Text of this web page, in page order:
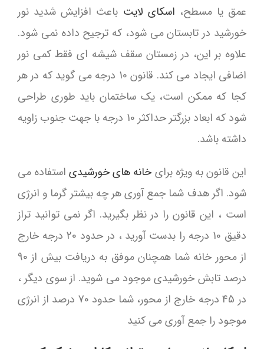
عمق یا مسطح، اسکای لایت باعث افزایش شدید نور
خورشید در تابستان می شود، که ترجیح داده نمی شود.
علاوه بر این، در زمستان سقف شیشه ای فقط کمی نور
اضافی ایجاد می کند. قانون 10 درجه می گوید که در هر
کجا که ممکن است، یک ساختمان باید طوری طراحی
شود که ابعاد بزرگتر حداکثر 10 درجه با جهت جنوب زاویه
داشته باشد.
این قانون به ویژه برایخانه های خورشیدیاستفاده می
شود. اگر هدف شما جمع آوری هر چه بیشتر گرما و انرژی
است ، این قانون را در نظر بگیرید. اگر نمی توانید تراز
دقیق 10 درجه را بدست آورید ، در حدود 20 درجه خارج
از محور خانه شما همچنان موفق به دریافت بیش از 90
درصد تابش خورشیدی موجود می شوید. از سوی دیگر ،
در 45 درجه خارج از محور، شما حدود 70 درصد از انرژی
موجود را جمع آوری می کنید